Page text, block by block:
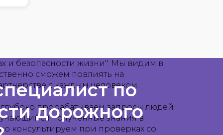
по
дорожного
и безопасности жизни". Мы видим в
сможем повлиять на
с каждым человеком.
прорабатываем запросы людей
полученные знания в
консультируем при проверках со